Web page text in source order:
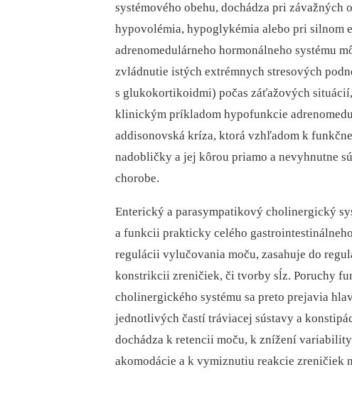
systémového obehu, dochádza pri závažných
hypovol­émia, hypoglykémia alebo pri silnom
adrenomedulárneho hormonálneho systému
zvládnutie istých extrémnych stresových
s glukokortikoidmi) počas záťažových
klinickým príkladom hypofunkcie
addisonovská kríza, ktorá vzhľadom k
nadobličky a jej kôrou priamo a nevyhnutne
chorobe.
Enterický a parasympatikový cholinergický
a funkcii prakticky celého
regulácii vylučovania moču, zasahuje do
konstrikcii zreničiek, či tvorby sĺz. Poruchy
cholinergického systému sa preto prejavia
jednotlivých častí tráviacej sústavy a
dochádza k retencii moču, k znížení
akomodácie a k vymiznutiu reakcie zreničiek